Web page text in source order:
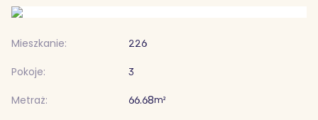
Mieszkanie:
226
Pokoje:
3
Metraż:
66.68m²